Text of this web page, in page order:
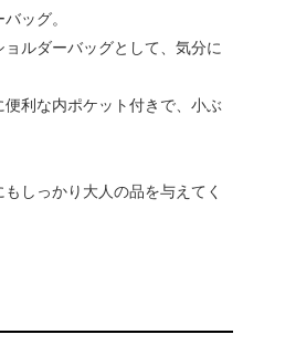
ッグ。
ルダーバッグとして、気分に
利な内ポケット付きで、小ぶ
しっかり大人の品を与えてく